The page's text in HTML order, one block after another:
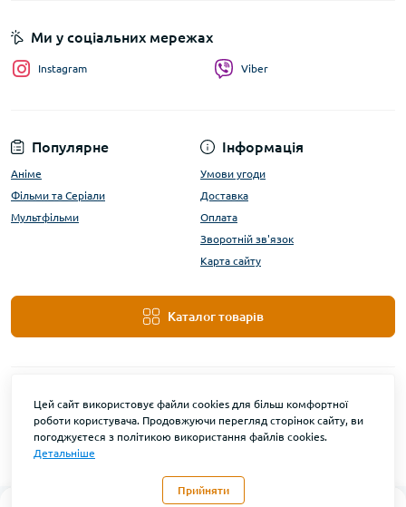
Популярне
Аніме
Фільми та Серіали
Мультфільми
Інформація
Умови угоди
Доставка
Оплата
Зворотній зв'язок
Карта сайту
Каталог товарів
Ми у соціальних мережах
Instagram Viber
Цей сайт використовує файли cookies для більш комфортної
роботи користувача. Продовжуючи перегляд сторінок сайту, ви
погоджуєтеся з політикою використання файлів cookies.
Детальніше
Прийняти